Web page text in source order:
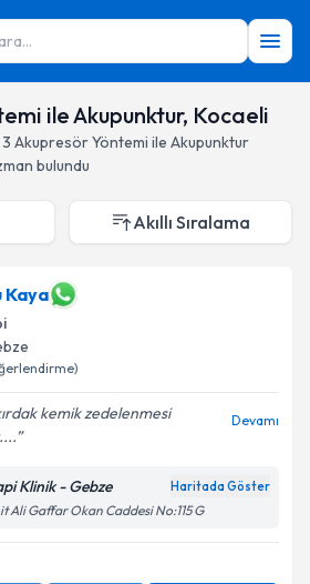
ile Akupunktur, Kocaeli
3 Akupresör Yöntemi ile Akupunktur
bulundu
Akıllı Sıralama
Kaya
kemik zedelenmesi
Devamı
Klinik - Gebze Haritada Göster
Ali Gaffar Okan Caddesi No:115 G